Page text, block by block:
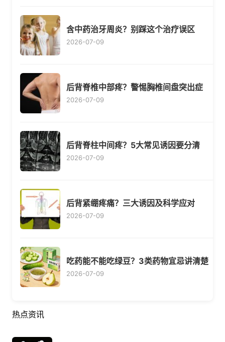
含中药治牙周炎？别踩这个治疗误区
2026-07-09
后背脊椎中部疼？警惕胸椎间盘突出症
2026-07-09
后背脊柱中间疼？5大常见诱因要分清
2026-07-09
后背紧绷疼痛？三大诱因及科学应对
2026-07-09
吃药能不能吃绿豆？3类药物宜忌讲清楚
2026-07-09
热点资讯